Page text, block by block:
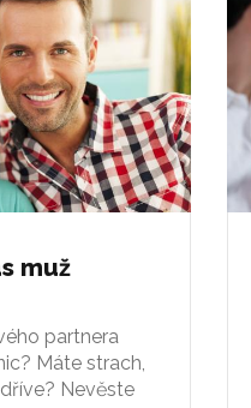
muž
partnera
Máte strach,
Nevěste